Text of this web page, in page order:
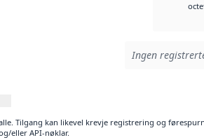
Ingen
Tilgang kan likevel krevje registrering og
eller API-nøklar.